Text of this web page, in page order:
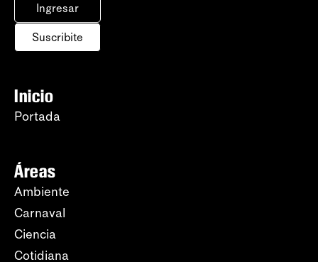
Ingresar
Suscribite
Inicio
Portada
Áreas
Ambiente
Carnaval
Ciencia
Cotidiana